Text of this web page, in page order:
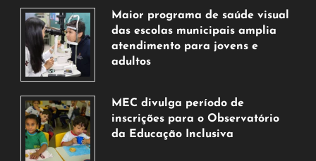
de
agosto
de
2026
Maior programa de saúde visual
das escolas municipais amplia
atendimento para jovens e
adultos
de
agosto
de
MEC divulga período de
inscrições para o Observatório
da Educação Inclusiva